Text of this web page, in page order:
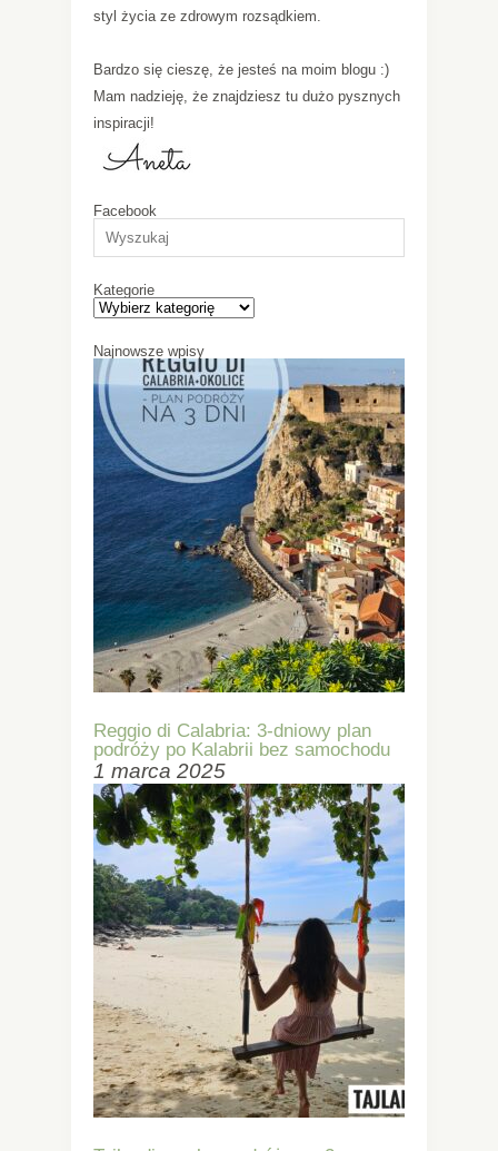
styl życia ze zdrowym rozsądkiem.
Bardzo się cieszę, że jesteś na moim blogu :)
Mam nadzieję, że znajdziesz tu dużo pysznych
inspiracji!
Facebook
Kategorie
Najnowsze wpisy
Reggio di Calabria: 3-dniowy plan
podróży po Kalabrii bez samochodu
1 marca 2025